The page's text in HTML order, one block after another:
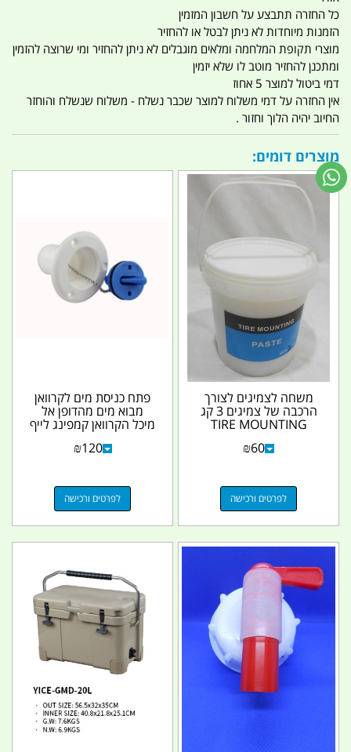
כל החזרה תתבצע על חשבון המזמין
הזמנות מיוחדות לא ניתן לבטל או להחזיר
מוצרי תקופת המלחמה ומלאים מוגבלים לא ניתן להחזיר ומי שרוצה להזמין
ומתכנן להחזיר מוטב לו שלא יזמין
דמי ביטול למוצר 5 אחוז
אין החזרה על דמי משלוח למוצר שכבר נשלח - משלוח שנשלח והוחזר
החיוב יהיה הלוך וחזור .
מוצרים דומים:
משחה לצמיגים לצורך
הרכבה של צמיגים 3 קג
TIRE MOUNTING
₪60
לפרטים ורכישה
פתח כניסת מים לקרוואן
מבוא מים מהדופן אל
מיכל הקרוואן קמפינג לייף
₪120
לפרטים ורכישה